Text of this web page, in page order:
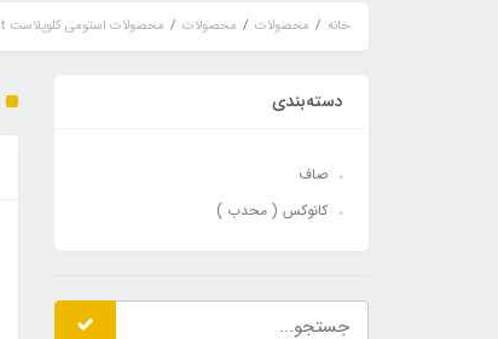
خانه محصولات محصولات محصولات استومی کلوپلاست Coloplast
دسته‌بندی
صاف
کانوکس ( محدب )